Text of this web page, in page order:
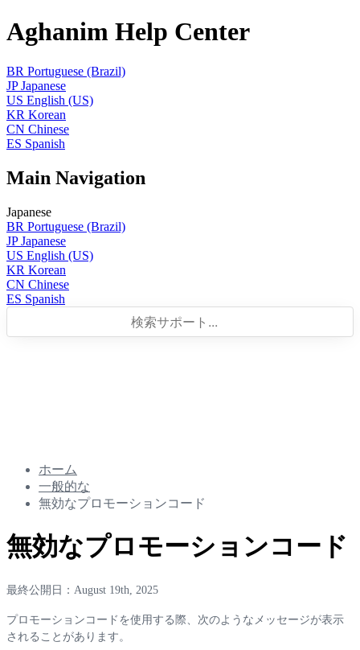
Aghanim Help Center
BR Portuguese (Brazil)
JP Japanese
US English (US)
KR Korean
CN Chinese
ES Spanish
Main Navigation
Japanese
BR Portuguese (Brazil)
JP Japanese
US English (US)
KR Korean
CN Chinese
ES Spanish
ホーム
一般的な
無効なプロモーションコード
無効なプロモーションコード
最終公開日：August 19th, 2025
プロモーシ ョ ンコー ドを使用する際 次のよ う な メ ッセージが表示
さ れる こ と があ り ます。